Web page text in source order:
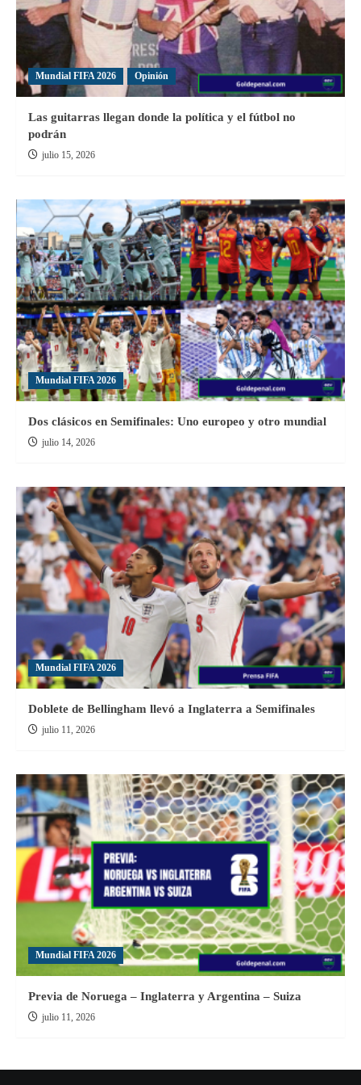
Mundial FIFA 2026 Opinión
Las guitarras llegan donde la política y el fútbol no
podrán
julio 15, 2026
Mundial FIFA 2026
Dos clásicos en Semifinales: Uno europeo y otro mundial
julio 14, 2026
Mundial FIFA 2026
Doblete de Bellingham llevó a Inglaterra a Semifinales
julio 11, 2026
Mundial FIFA 2026
Previa de Noruega – Inglaterra y Argentina – Suiza
julio 11, 2026